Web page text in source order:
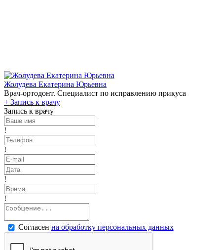
Жолудева Екатерина Юрьевна
Врач-ортодонт. Специалист по исправлению прикуса
+ Запись к врачу
Запись к врачу
!
!
!
!
Согласен на обработку персональных данных